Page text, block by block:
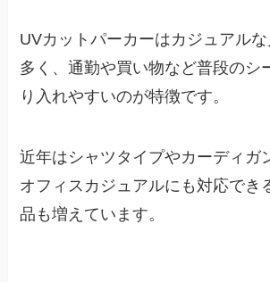
UVカットパーカーはカジュアル
多く、通勤や買い物など普段のシ
り入れやすいのが特徴です。
近年はシャツタイプやカーディガ
オフィスカジュアルにも対応でき
品も増えています。